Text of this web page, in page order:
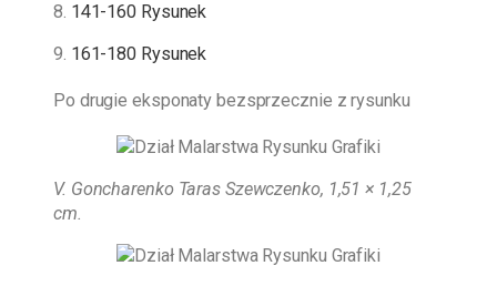
8. 141-160 Rysunek
9. 161-180 Rysunek
Po drugie eksponaty bezsprzecznie z rysunku
V. Goncharenko Taras Szewczenko, 1,51 × 1,25
cm.